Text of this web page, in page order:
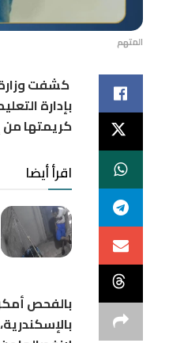
المتهم
كشفت
بإدارة
كريمتها من
اقرأ أيضا
بالفحص